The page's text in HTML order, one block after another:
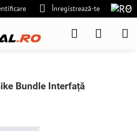
Înregistrează-te
Bundle Interfață